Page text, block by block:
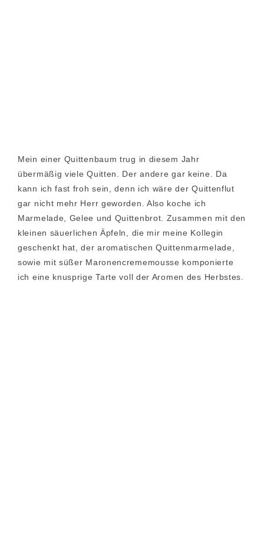
Mein einer Quittenbaum trug in diesem Jahr
übermäßig viele Quitten. Der andere gar keine. Da
kann ich fast froh sein, denn ich wäre der Quittenflut
gar nicht mehr Herr geworden. Also koche ich
Marmelade, Gelee und Quittenbrot. Zusammen mit den
kleinen säuerlichen Äpfeln, die mir meine Kollegin
geschenkt hat, der aromatischen Quittenmarmelade,
sowie mit süßer Maronencrememousse komponierte
ich eine knusprige Tarte voll der Aromen des Herbstes.